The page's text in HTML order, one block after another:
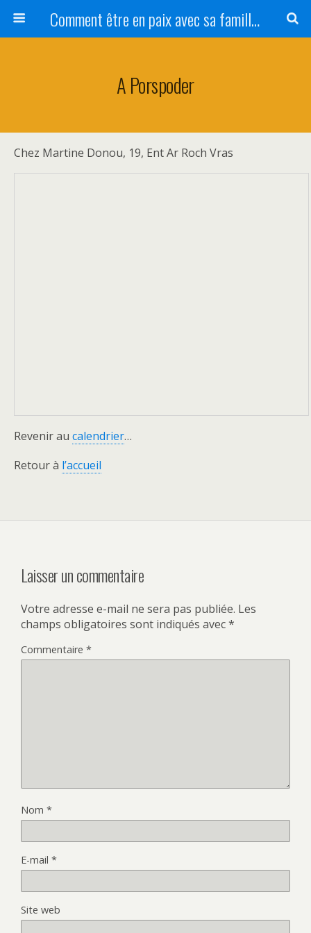
Comment être en paix avec sa famille ?
A Porspoder
Chez Martine Donou, 19, Ent Ar Roch Vras
Revenir au calendrier…
Retour à l’accueil
Laisser un commentaire
Votre adresse e-mail ne sera pas publiée. Les
champs obligatoires sont indiqués avec*
Commentaire *
Nom *
E-mail *
Site web